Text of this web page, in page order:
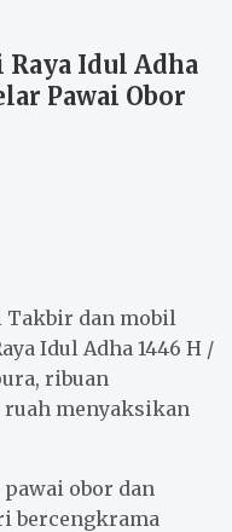
Idul Adha
Pawai Obor
Takbir dan mobil
Idul Adha 1446 H /
ribuan
ruah menyaksikan
obor dan
bercengkrama